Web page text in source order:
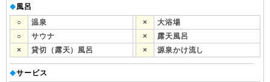
◆風呂
○
温泉 ×
大浴場
○
サウナ ×
露天風呂
×
貸切（露天）風呂 × 源泉かけ流し
◆サービス